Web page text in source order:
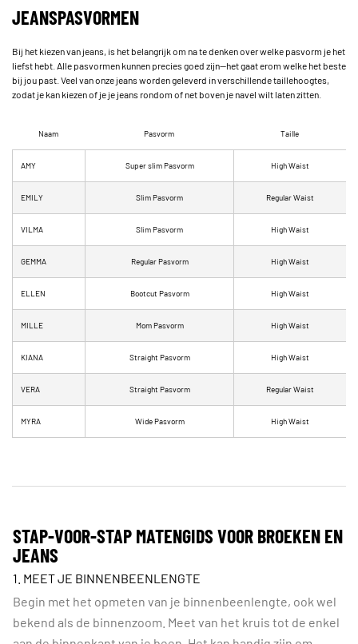
JEANSPASVORMEN
Bij het kiezen van jeans, is het belangrijk om na te denken over welke pasvorm je het
liefst hebt. Alle pasvormen kunnen precies goed zijn—het gaat erom welke het beste
bij jou past. Veel van onze jeans worden geleverd in verschillende taillehoogtes,
zodat je kan kiezen of je je jeans rondom of net boven je navel wilt laten zitten.
Naam Pasvorm Taille
AMY Super slim Pasvorm High Waist
EMILY Slim Pasvorm Regular Waist
VILMA Slim Pasvorm High Waist
GEMMA Regular Pasvorm High Waist
ELLEN Bootcut Pasvorm High Waist
MILLE Mom Pasvorm High Waist
KIANA Straight Pasvorm High Waist
VERA Straight Pasvorm Regular Waist
MYRA Wide Pasvorm High Waist
STAP-VOOR-STAP MATENGIDS VOOR BROEKEN EN
JEANS
1. MEET JE BINNENBEENLENGTE
Begin met het opmeten van je binnenbeenlengte, ook wel
bekend als de binnenzoom. Meet van het kruis tot de enkel